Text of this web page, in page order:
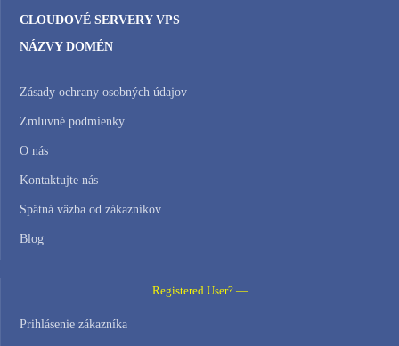
CLOUDOVÉ SERVERY VPS
NÁZVY DOMÉN
Zásady ochrany osobných údajov
Zmluvné podmienky
O nás
Kontaktujte nás
Spätná väzba od zákazníkov
Blog
Registered User? —
Prihlásenie zákazníka